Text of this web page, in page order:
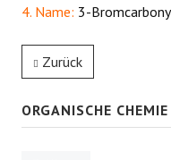
4. Name: 3-
Zurück
ORGANISCHE CHEMIE